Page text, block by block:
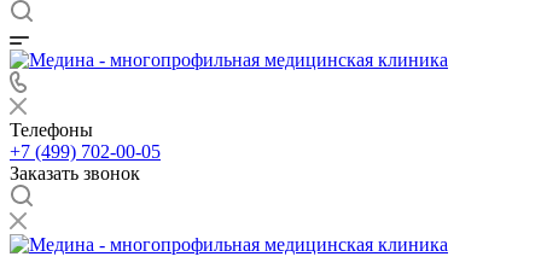
Телефоны
+7 (499) 702-00-05
Заказать звонок